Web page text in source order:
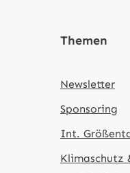
Themen
Newsletter
Sponsoring
Int.
Klimaschutz